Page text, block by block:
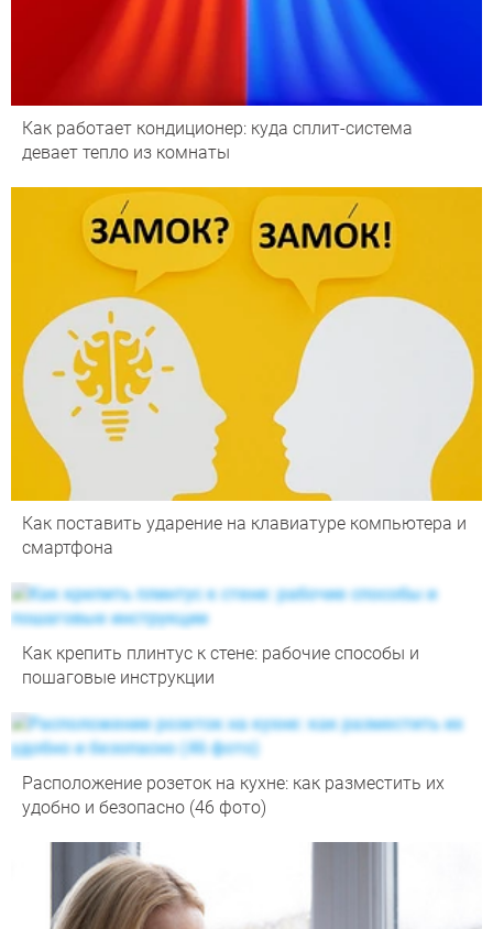
Как работает кондиционер: куда сплит-система
девает тепло из комнаты
Как поставить ударение на клавиатуре компьютера и
смартфона
Как крепить плинтус к стене: рабочие способы и
пошаговые инструкции
Расположение розеток на кухне: как разместить их
удобно и безопасно (46 фото)